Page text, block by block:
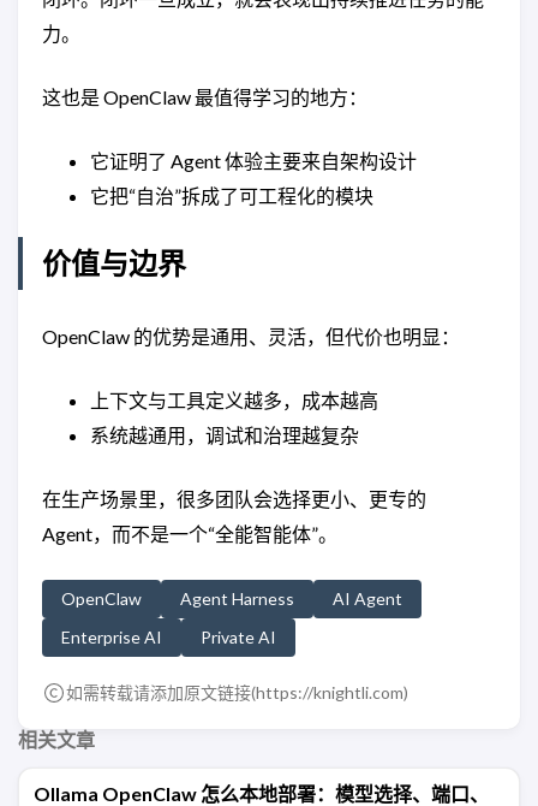
力。
这也是 OpenClaw 最值得学习的地方：
它证明了 Agent 体验主要来自架构设计
它把“自治”拆成了可工程化的模块
价值与边界
OpenClaw 的优势是通用、灵活，但代价也明显：
上下文与工具定义越多，成本越高
系统越通用，调试和治理越复杂
在生产场景里，很多团队会选择更小、更专的
Agent，而不是一个“全能智能体”。
OpenClaw Agent Harness
AI Agent
Enterprise AI
Private AI
如需转载请添加原文链接(https://knightli.com)
相关文章
Ollama OpenClaw 怎么本地部署：模型选择、端口、